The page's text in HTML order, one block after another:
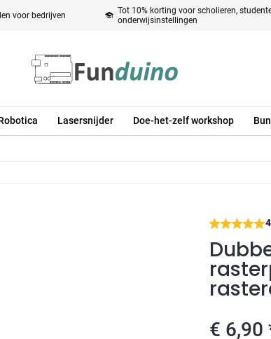
voor bedrijven
Tot 10% korting voor scholieren,
onderwijsinstellingen
Lasersnijder Doe-het-zelf workshop
€ 6,90